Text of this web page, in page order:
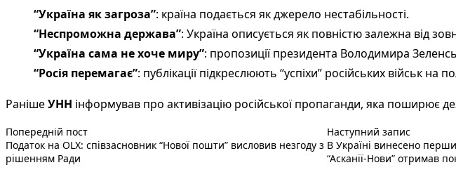
“Україна як загроза”: країна подається як джерело нестабільності.
“Неспроможна держава”: Україна описується як повністю залежна від
“Україна сама не хоче миру”: пропозиції президента Володимира
“Росія перемагає”: публікації підкреслюють “успіхи” російських військ на
РанішеУНН інформував про активізацію російської пропаганди, яка поширює
Навігація
записів
Попередній постПопередній запис:
Податок на OLX: співзасновник “Нової пошти” висловив незгоду з
рішенням Ради
Наступний запис
В Україні винесено
“Асканії-Нови” отримав